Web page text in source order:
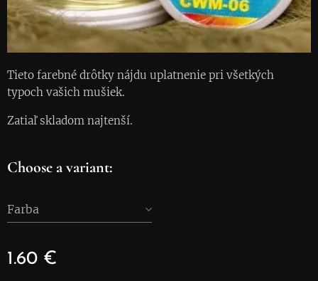
Tieto farebné drôtky nájdu uplatnenie pri všetkých
typoch vašich mušiek.
Zatiaľ skladom najtenší.
Choose a variant:
Farba
1.60 €